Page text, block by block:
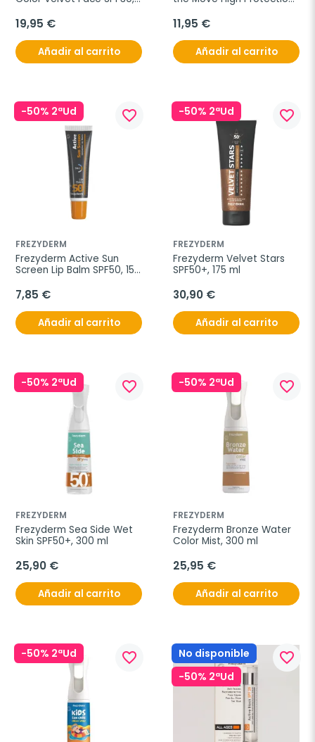
19,95 €
Añadir al carrito
11,95 €
Añadir al carrito
-50% 2ªUd favorite_border
FREZYDERM
Frezyderm Active Sun
Screen Lip Balm SPF50, 15
7,85 €
Añadir al carrito
-50% 2ªUd favorite_border
FREZYDERM
Frezyderm Velvet Stars
SPF50+, 175 ml
30,90 €
Añadir al carrito
-50% 2ªUd favorite_border
FREZYDERM
Frezyderm Sea Side Wet
Skin SPF50+, 300 ml
25,90 €
Añadir al carrito
-50% 2ªUd favorite_border
FREZYDERM
Frezyderm Bronze Water
Color Mist, 300 ml
25,95 €
Añadir al carrito
-50% 2ªUd favorite_border
No disponible
-50% 2ªUd
favorite_border